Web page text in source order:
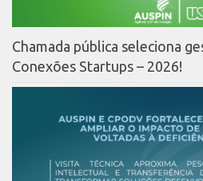
CEPIX
CPEs
PRPI/USP
Eventos
Chamada pública seleciona
Conexões Startups – 2026!